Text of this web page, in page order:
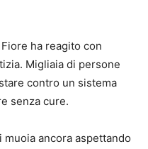
ha reagito con
Migliaia di persone
contro un sistema
senza cure.
ancora aspettando